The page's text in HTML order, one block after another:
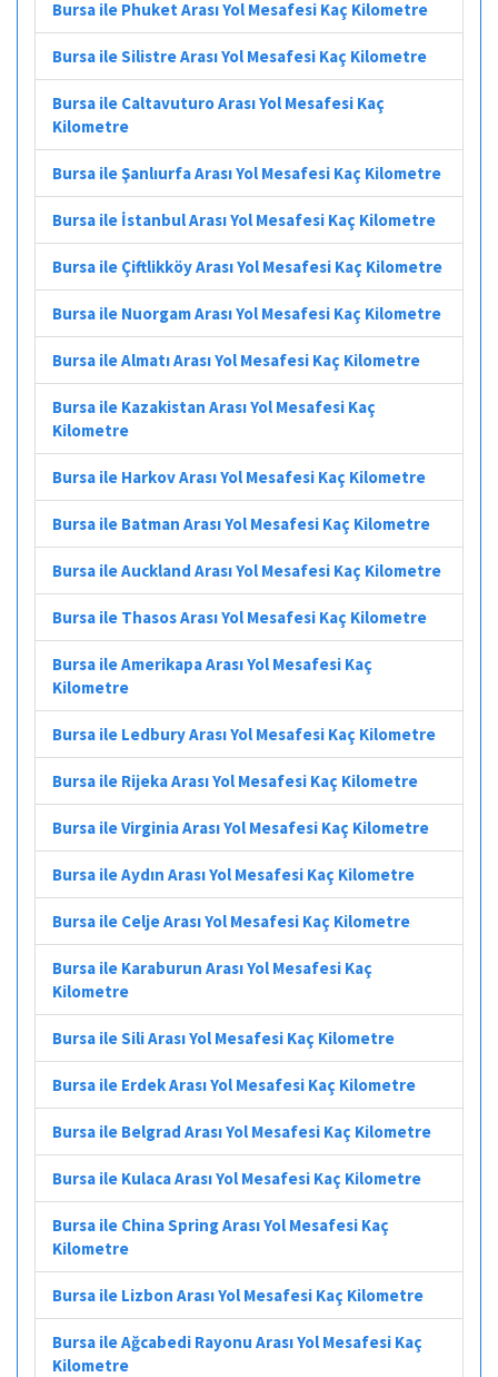
Bursa ile Phuket Arası Yol Mesafesi Kaç Kilometre
Bursa ile Silistre Arası Yol Mesafesi Kaç Kilometre
Bursa ile Caltavuturo Arası Yol Mesafesi Kaç
Kilometre
Bursa ile Şanlıurfa Arası Yol Mesafesi Kaç Kilometre
Bursa ile İstanbul Arası Yol Mesafesi Kaç Kilometre
Bursa ile Çiftlikköy Arası Yol Mesafesi Kaç Kilometre
Bursa ile Nuorgam Arası Yol Mesafesi Kaç Kilometre
Bursa ile Almatı Arası Yol Mesafesi Kaç Kilometre
Bursa ile Kazakistan Arası Yol Mesafesi Kaç
Kilometre
Bursa ile Harkov Arası Yol Mesafesi Kaç Kilometre
Bursa ile Batman Arası Yol Mesafesi Kaç Kilometre
Bursa ile Auckland Arası Yol Mesafesi Kaç Kilometre
Bursa ile Thasos Arası Yol Mesafesi Kaç Kilometre
Bursa ile Amerikapa Arası Yol Mesafesi Kaç
Kilometre
Bursa ile Ledbury Arası Yol Mesafesi Kaç Kilometre
Bursa ile Rijeka Arası Yol Mesafesi Kaç Kilometre
Bursa ile Virginia Arası Yol Mesafesi Kaç Kilometre
Bursa ile Aydın Arası Yol Mesafesi Kaç Kilometre
Bursa ile Celje Arası Yol Mesafesi Kaç Kilometre
Bursa ile Karaburun Arası Yol Mesafesi Kaç
Kilometre
Bursa ile Sili Arası Yol Mesafesi Kaç Kilometre
Bursa ile Erdek Arası Yol Mesafesi Kaç Kilometre
Bursa ile Belgrad Arası Yol Mesafesi Kaç Kilometre
Bursa ile Kulaca Arası Yol Mesafesi Kaç Kilometre
Bursa ile China Spring Arası Yol Mesafesi Kaç
Kilometre
Bursa ile Lizbon Arası Yol Mesafesi Kaç Kilometre
Bursa ile Ağcabedi Rayonu Arası Yol Mesafesi Kaç
Kilometre